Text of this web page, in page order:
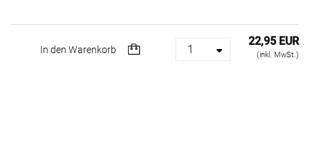
In den Warenkorb
22,95 EUR
(inkl. MwSt.)